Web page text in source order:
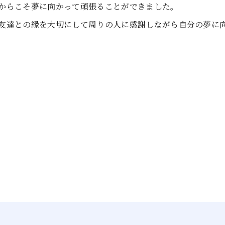
こそ夢に向かって頑張ることができました。
達との縁を大切にして周りの人に感謝しながら自分の夢に